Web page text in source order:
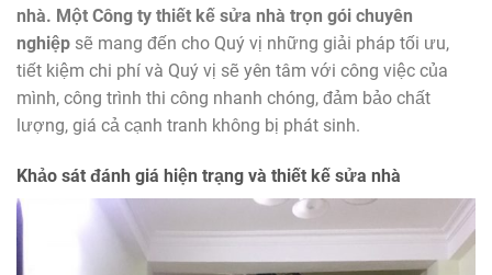
nhà. Một Công ty thiết kế sửa nhà trọn gói chuyên
nghiệp sẽ mang đến cho Quý vị những giải pháp tối ưu,
tiết kiệm chi phí và Quý vị sẽ yên tâm với công việc của
mình, công trình thi công nhanh chóng, đảm bảo chất
lượng, giá cả cạnh tranh không bị phát sinh.
Khảo sát đánh giá hiện trạng và thiết kế sửa nhà